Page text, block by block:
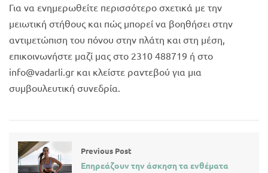
Για να ενημερωθείτε περισσότερο σχετικά με την
μειωτική στήθους και πώς μπορεί να βοηθήσει στην
αντιμετώπιση του πόνου στην πλάτη και στη μέση,
επικοινωνήστε μαζί μας στο 2310 488719 ή στο
info@vadarli.gr και κλείστε ραντεβού για μια
συμβουλευτική συνεδρία.
Previous Post
Επηρεάζουν την άσκηση τα ενθέματα